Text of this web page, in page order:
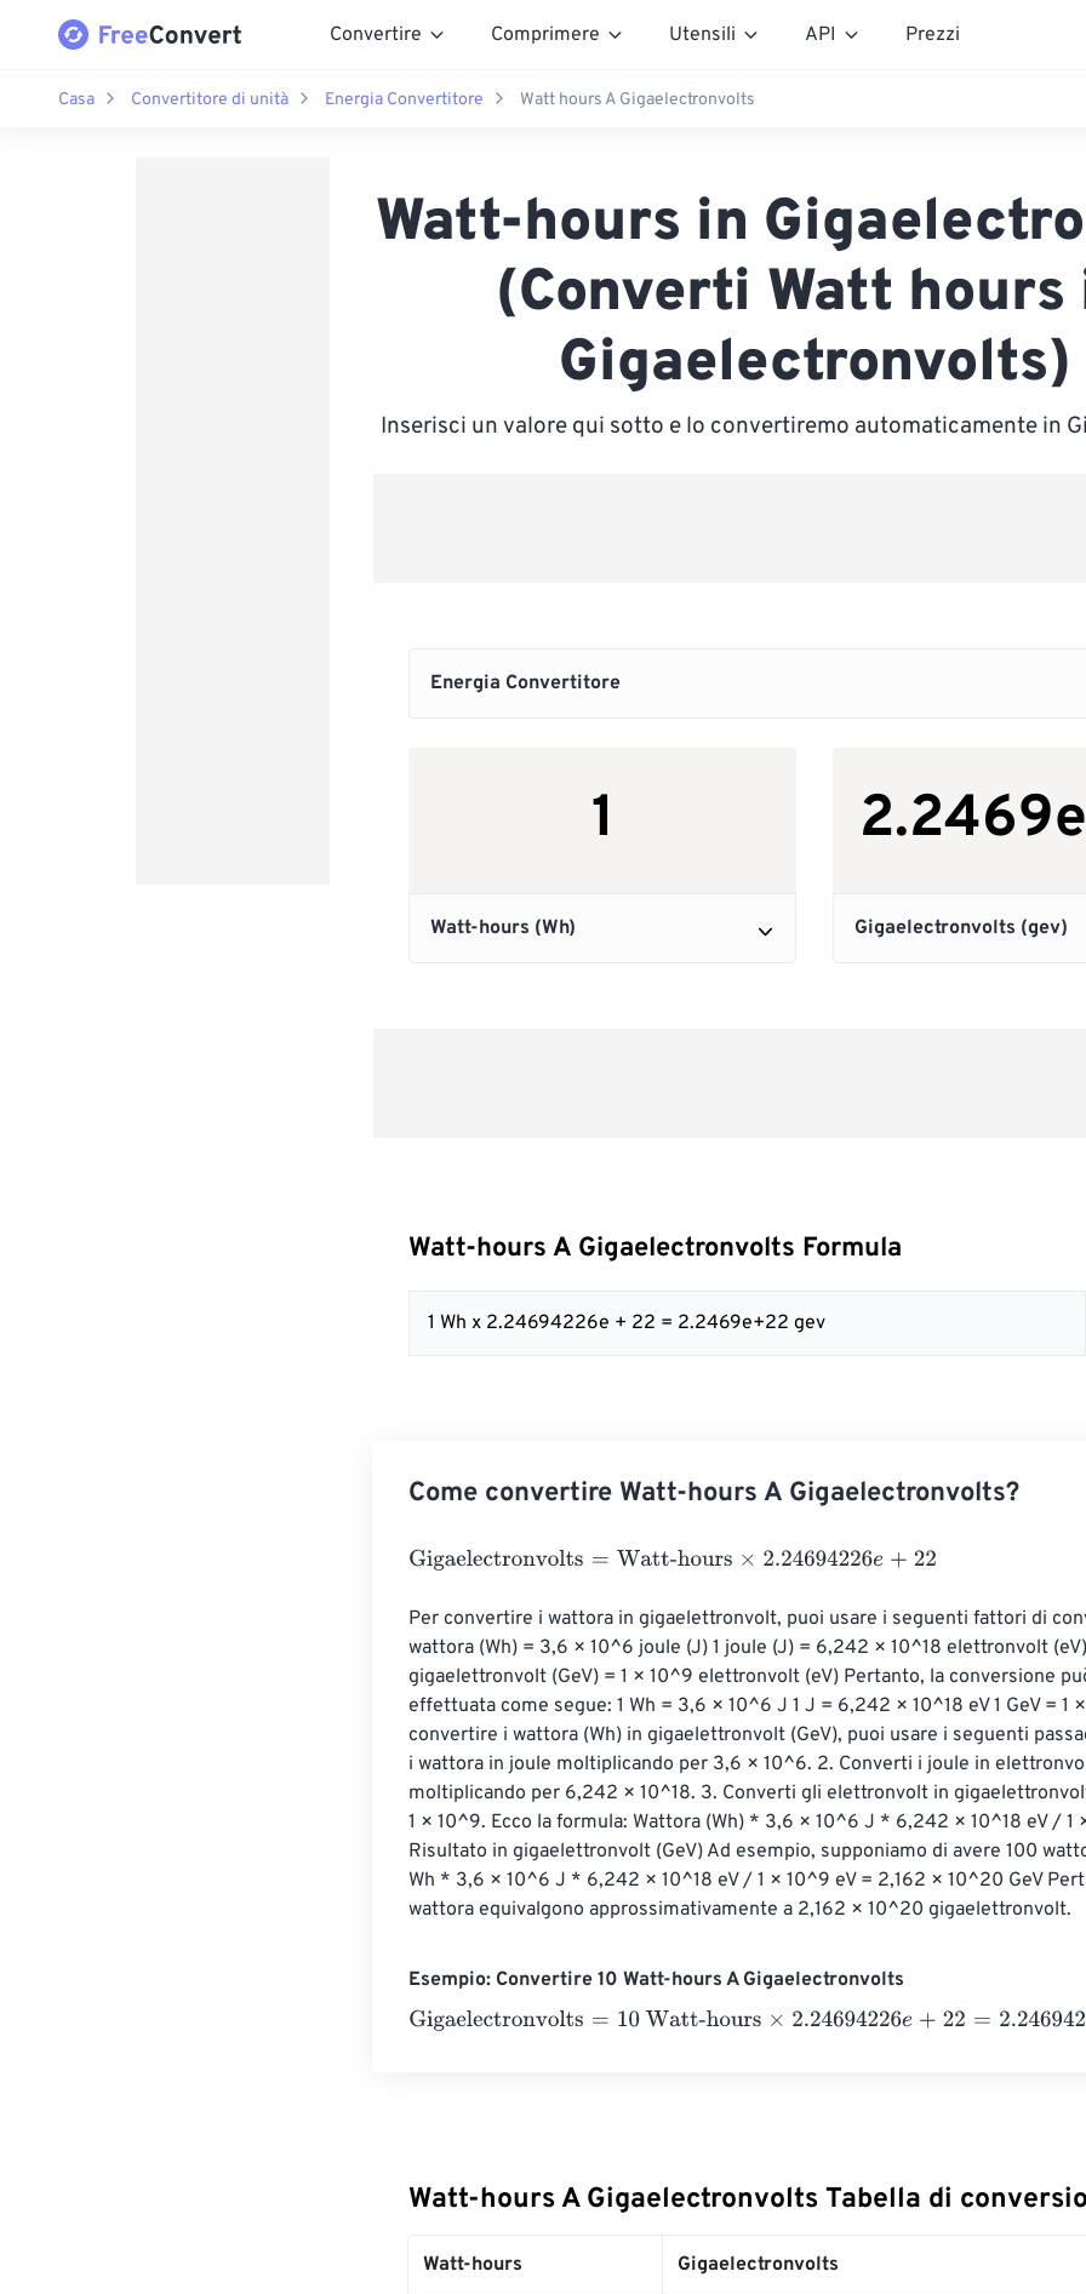
Convertire Comprimere Utensili API Prezzi
Casa Convertitore di unità Energia Convertitore Watt hours A Gigaelectronvolts
Watt-hours in
(Converti Watt hours
Gigaelectronvolts)
Inserisci un valore qui sotto e lo convertiremo automaticamente in
Watt-hours A Gigaelectronvolts Formula
1 Wh x 2.24694226e + 22 = 2.2469e+22 gev
Come convertire Watt-hours A Gigaelectronvolts?
Gigaelectronvolts=Watt-hours×2.24694226e+22
Per convertire i wattora in gigaelettronvolt, puoi usare i seguenti fattori di
wattora (Wh) = 3,6 × 10^6 joule (J) 1 joule (J) = 6,242 × 10^18 elettronvolt
gigaelettronvolt (GeV) = 1 × 10^9 elettronvolt (eV) Pertanto, la conversione
effettuata come segue: 1 Wh = 3,6 × 10^6 J 1 J = 6,242 × 10^18 eV 1 GeV = 1
convertire i wattora (Wh) in gigaelettronvolt (GeV), puoi usare i seguenti
i wattora in joule moltiplicando per 3,6 × 10^6. 2. Converti i joule in
moltiplicando per 6,242 × 10^18. 3. Converti gli elettronvolt in
1 × 10^9. Ecco la formula: Wattora (Wh) * 3,6 × 10^6 J * 6,242 × 10^18 eV / 1
Risultato in gigaelettronvolt (GeV) Ad esempio, supponiamo di avere 100
Wh * 3,6 × 10^6 J * 6,242 × 10^18 eV / 1 × 10^9 eV = 2,162 × 10^20 GeV
wattora equivalgono approssimativamente a 2,162 × 10^20 gigaelettronvolt.
Esempio: Convertire 10 Watt-hours A Gigaelectronvolts
Gigaelectronvolts=10 Watt-hours×2.24694226e+22=2.24694226 e+23
Watt-hours A Gigaelectronvolts Tabella di
Watt-hours Gigaelectronvolts